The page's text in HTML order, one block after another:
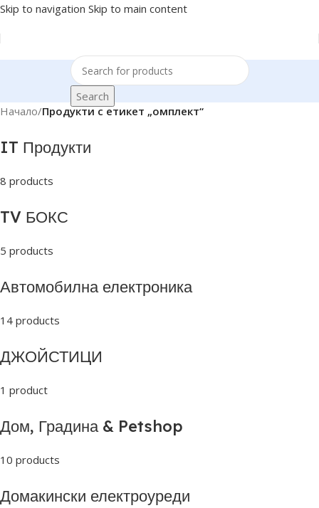
Skip to navigation Skip to main content
Search
Начало/Продукти с етикет „омплект“
IT Продукти
8 products
TV БОКС
5 products
Автомобилна електроника
14 products
ДЖОЙСТИЦИ
1 product
Дом, Градина & Petshop
10 products
Домакински електроуреди